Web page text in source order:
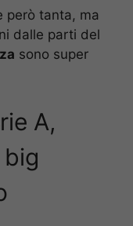
però tanta, ma
dalle parti del
sono super
A,
big